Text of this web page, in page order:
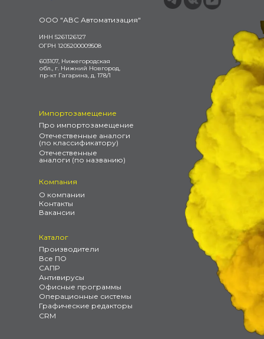
ИНН 5261126127
ОГРН 1205200009508
ООО "АВС Автоматизация"
603107, Нижегородская
обл., г. Нижний Новгород,
пр-кт Гагарина, д. 178/1
Все ПО
Производители
Антивирусы
Офисные программы
Каталог
Операционные системы
САПР
Графические редакторы
Отечественные
аналоги (по названию)
Про импортозамещение
Импортозамещение
Отечественные аналоги
(по классификатору)
Контакты
О компании
Компания
Вакансии
CRM